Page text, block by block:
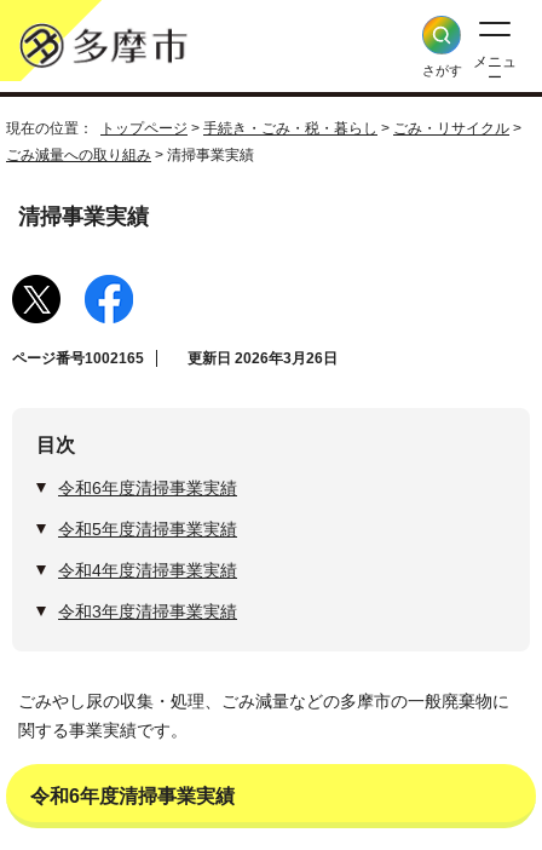
さがす
メニュ
ー
現在の位置： トップページ > 手続き・ごみ・税・暮らし > ごみ・リサイクル >
ごみ減量への取り組み > 清掃事業実績
清掃事業実績
ページ番号1002165 更新日 2026年3月26日
目次
令和6年度清掃事業実績
令和5年度清掃事業実績
令和4年度清掃事業実績
令和3年度清掃事業実績
ごみやし尿の収集・処理、ごみ減量などの多摩市の一般廃棄物に
関する事業実績です。
令和6年度清掃事業実績